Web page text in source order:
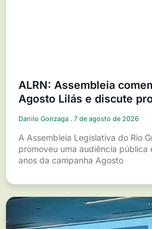
ALRN: Assembleia
Agosto Lilás e discute
Danilo Gonzaga 7 de agosto de 2026
A Assembleia Legislativa do Rio
promoveu uma audiência pública
anos da campanha Agosto